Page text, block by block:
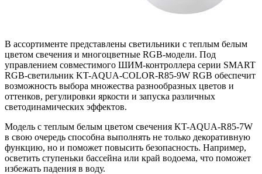
В ассортименте представлены светильники с теплым белым
цветом свечения и многоцветные RGB-модели. Под
управлением совместимого ШИМ-контроллера серии SMART
RGB-светильник KT-AQUA-COLOR-R85-9W RGB обеспечит
возможность выбора множества разнообразных цветов и
оттенков, регулировки яркости и запуска различных
светодинамических эффектов.
Модель с теплым белым цветом свечения KT-AQUA-R85-7W
в свою очередь способна выполнять не только декоративную
функцию, но и поможет повысить безопасность. Например,
осветить ступеньки бассейна или край водоема, что поможет
избежать падения в воду.